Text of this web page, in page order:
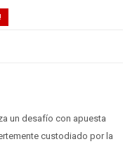
un desafío con apuesta
custodiado por la